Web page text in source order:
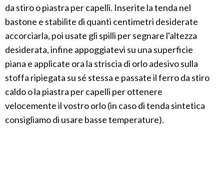
da stiro o piastra per capelli. Inserite la tenda nel
bastone e stabilite di quanti centimetri desiderate
accorciarla, poi usate gli spilli per segnare l'altezza
desiderata, infine appoggiatevi su una superficie
piana e applicate ora la striscia di orlo adesivo sulla
stoffa ripiegata su sé stessa e passate il ferro da stiro
caldo o la piastra per capelli per ottenere
velocemente il vostro orlo (in caso di tenda sintetica
consigliamo di usare basse temperature).